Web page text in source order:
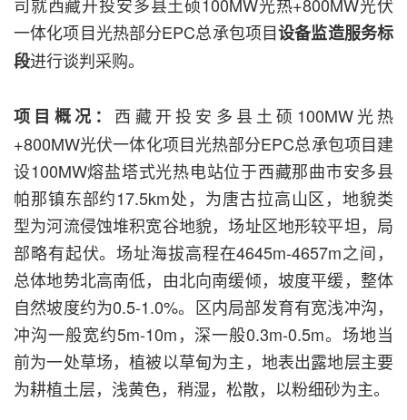
司就西藏开投安多县土硕100MW光热+800MW光伏
一体化项目光热部分EPC总承包项目设备监造服务标
段进行谈判采购。
项目概况： 西藏开投安多县土硕100MW光热
+800MW光伏一体化项目光热部分EPC总承包项目建
设100MW熔盐塔式光热电站位于西藏那曲市安多县
帕那镇东部约17.5km处，为唐古拉高山区，地貌类
型为河流侵蚀堆积宽谷地貌，场址区地形较平坦，局
部略有起伏。场址海拔高程在4645m-4657m之间，
总体地势北高南低，由北向南缓倾，坡度平缓，整体
自然坡度约为0.5-1.0%。区内局部发育有宽浅冲沟，
冲沟一般宽约5m-10m，深一般0.3m-0.5m。场地当
前为一处草场，植被以草甸为主，地表出露地层主要
为耕植土层，浅黄色，稍湿，松散，以粉细砂为主。